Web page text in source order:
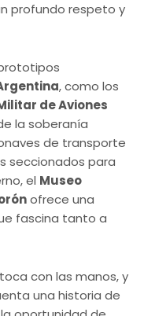
profundo respeto y
, como los
de Aviones
la soberanía
de transporte
seccionados para
el Museo
ofrece una
fascina tanto a
con las manos, y
una historia de